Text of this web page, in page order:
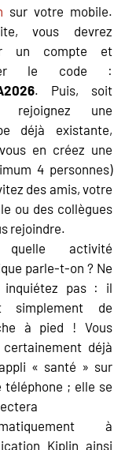
sur votre mobile.
vous devrez
un compte et
le code :
. Puis, soit
rejoignez une
déjà existante,
en créez une
4 personnes)
des amis, votre
ou des collègues
rejoindre.
activité
parle-t-on ? Ne
inquiétez pas : il
simplement de
à pied ! Vous
certainement déjà
« santé » sur
téléphone ; elle se
à
Kiplin ainsi